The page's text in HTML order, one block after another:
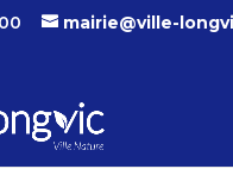
mairie@ville-